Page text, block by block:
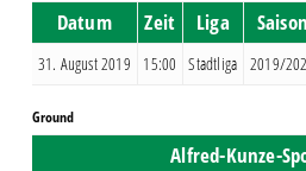
Datum Zeit Liga Saison
31. August 2019 15:00 Stadtliga 2019/
Ground
Alfred-Kunze-